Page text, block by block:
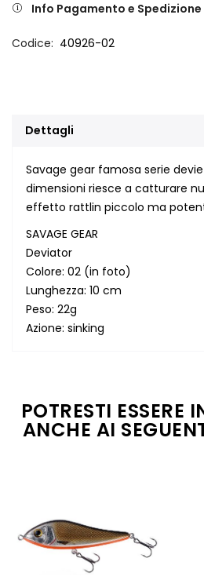
Info Pagamento e Spedizione
Codice 40926-02
Dettagli
Savage gear famosa serie
dimensioni riesce a catturare
effetto rattlin piccolo ma
SAVAGE GEAR
Deviator
Colore: 02 (in foto)
Lunghezza: 10 cm
Peso: 22g
Azione: sinking
POTRESTI ESSERE
ANCHE AI